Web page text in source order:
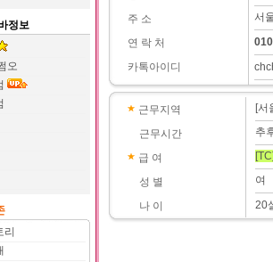
정보
오
주 소
연 락 처
카톡아이디
서
근무지역
근무시간
급 여
성 별
나 이
[서
추
여
20